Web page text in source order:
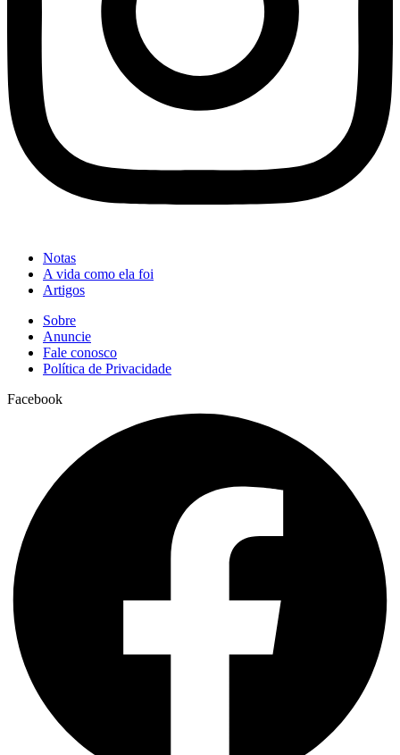
Notas
A vida como ela foi
Artigos
Sobre
Anuncie
Fale conosco
Política de Privacidade
Facebook